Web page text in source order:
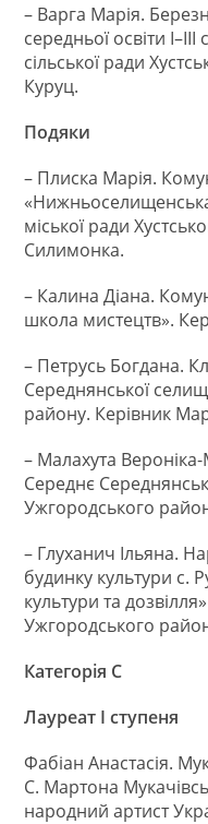
– Варга Марія.
середньої освіти
сільської ради
Куруц.
Подяки
– Плиска Марія.
міської ради
Силимонка.
– Калина Діана.
школа мистецтв».
– Петрусь Богдана.
Середнянської
району. Керівник
– Малахута
Середнє
Ужгородського
– Глуханич Ільяна.
будинку культури с.
культури та
Ужгородського
Категорія С
Лауреат І ступеня
Фабiан Анастасiя.
С. Мартона
народний артист